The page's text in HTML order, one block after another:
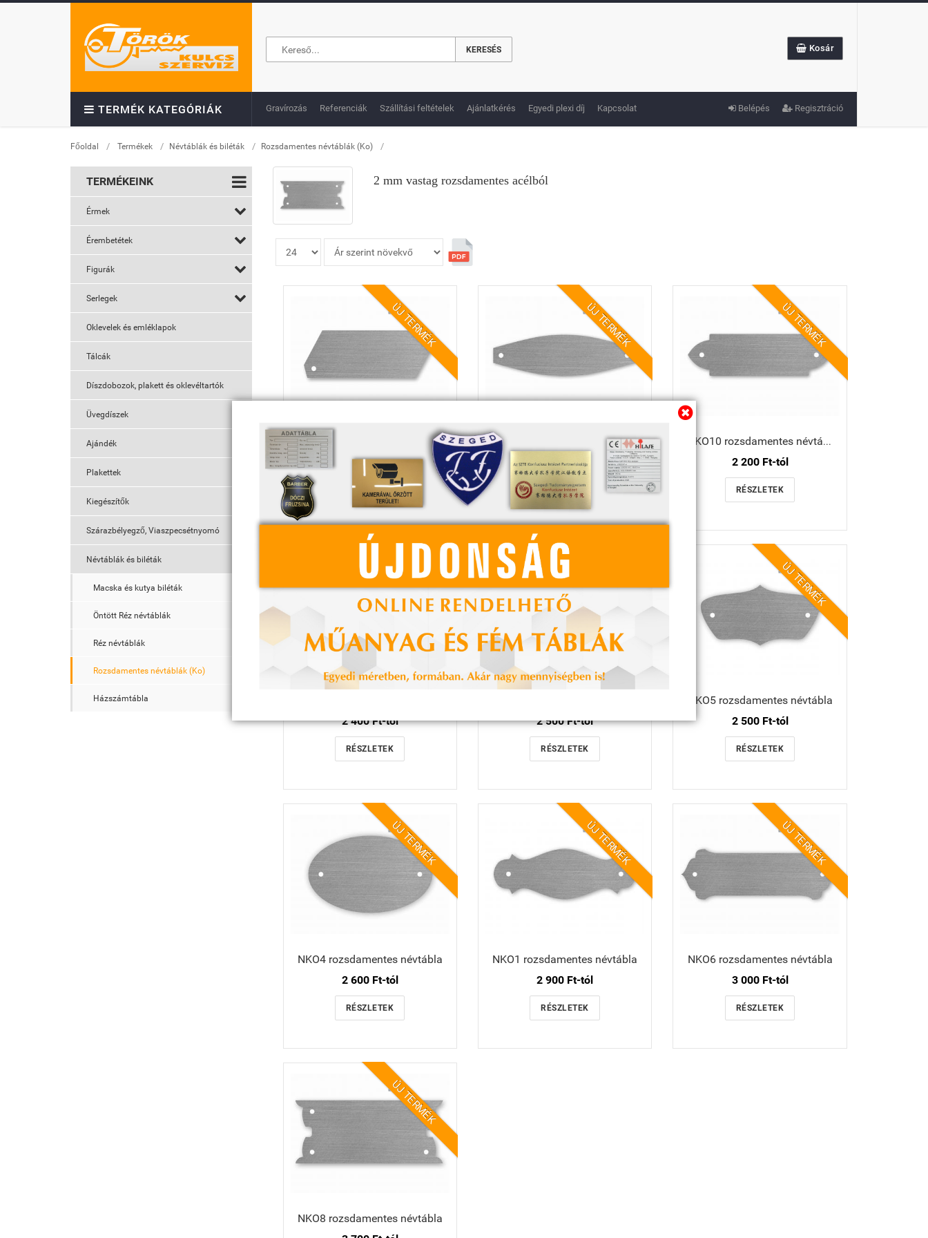
TERMÉK KATEGÓRIÁK
KERESÉS Kosár
Belépés Regisztráció
Gravírozás Referenciák Szállítási feltételek Ajánlatkérés Egyedi plexi díj Kapcsolat
Főoldal / Termékek / Névtáblák és biléták / Rozsdamentes névtáblák (Ko) /
TERMÉKEINK
Érmek
Érembetétek
Figurák
Serlegek
Oklevelek és emléklapok
Tálcák
Díszdobozok, plakett és oklevéltartók
Üvegdíszek
Ajándék
Plakettek
Kiegészítők
Szárazbélyegző, Viaszpecsétnyomó
Névtáblák és biléták
Macska és kutya biléták
Öntött Réz névtáblák
Réz névtáblák
Rozsdamentes névtáblák (Ko)
Házszámtábla
2 mm vastag rozsdamentes acélból
ÚJ TERMÉK
NKO7 rozsdamentes névtábla
2 000 Ft-tól
RÉSZLETEK
ÚJ TERMÉK
NKO9 rozsdamentes névtábla
2 000 Ft-tól
RÉSZLETEK
ÚJ TERMÉK
NKO10 rozsdamentes névtábla
2 200 Ft-tól
RÉSZLETEK
ÚJ TERMÉK
2 400 Ft-tól
RÉSZLETEK
ÚJ TERMÉK
2 500 Ft-tól
RÉSZLETEK
ÚJ TERMÉK
NKO5 rozsdamentes névtábla
2 500 Ft-tól
RÉSZLETEK
ÚJ TERMÉK
NKO4 rozsdamentes névtábla
2 600 Ft-tól
RÉSZLETEK
ÚJ TERMÉK
NKO1 rozsdamentes névtábla
2 900 Ft-tól
RÉSZLETEK
ÚJ TERMÉK
NKO6 rozsdamentes névtábla
3 000 Ft-tól
RÉSZLETEK
ÚJ TERMÉK
NKO8 rozsdamentes névtábla